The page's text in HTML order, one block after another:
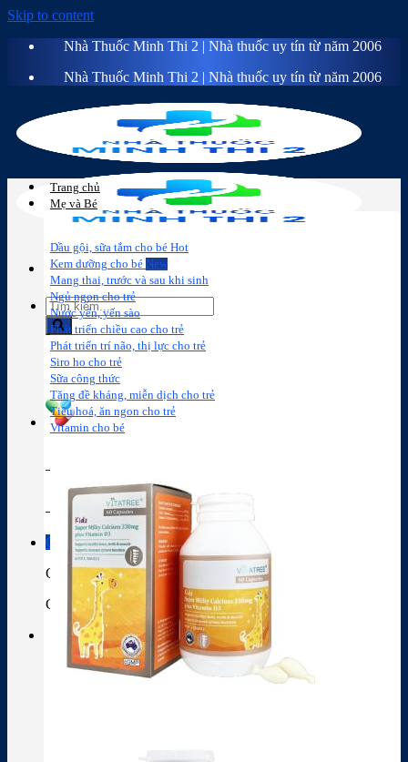
Skip to content
Nhà Thuốc Minh Thi 2 | Nhà thuốc uy tín từ năm 2006
Nhà Thuốc Minh Thi 2 | Nhà thuốc uy tín từ năm 2006
Sữa công
thức
Thành phần thuốc
Giỏ hàng
Giỏ hàng
Chưa có sản phẩm trong giỏ hàng.
Trang chủ
Mẹ và Bé
Dầu gội, sữa tắm cho bé
Kem dưỡng cho bé
Mang thai, trước và sau khi sinh
Ngủ ngon cho trẻ
Nước yến, yến sào
Phát triển chiều cao cho trẻ
Phát triển trí não, thị lực cho trẻ
Siro ho cho trẻ
Sữa công thức
Tăng đề kháng, miễn dịch cho trẻ
Tiêu hoá, ăn ngon cho trẻ
Vitamin cho bé